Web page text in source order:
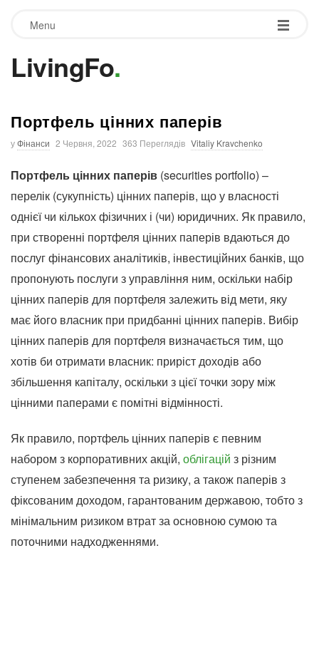
Menu
LivingFo.
Портфель цінних паперів
уФінанси 2 Червня, 2022 363 Переглядів Vitaliy Kravchenko
Портфель цінних паперів (securities portfolio) –
перелік (сукупність) цінних паперів, що у власності
однієї чи кількох фізичних і (чи) юридичних. Як правило,
при створенні портфеля цінних паперів вдаються до
послуг фінансових аналітиків, інвестиційних банків, що
пропонують послуги з управління ним, оскільки набір
цінних паперів для портфеля залежить від мети, яку
має його власник при придбанні цінних паперів. Вибір
цінних паперів для портфеля визначається тим, що
хотів би отримати власник: приріст доходів або
збільшення капіталу, оскільки з цієї точки зору між
цінними паперами є помітні відмінності.
Як правило, портфель цінних паперів є певним
набором з корпоративних акцій, облігацій з різним
ступенем забезпечення та ризику, а також паперів з
фіксованим доходом, гарантованим державою, тобто з
мінімальним ризиком втрат за основною сумою та
поточними надходженнями.